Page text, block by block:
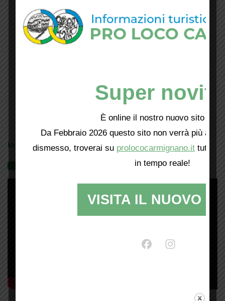
Mostra tutte le locandine
Super
È online il nostro nuovo sito web!
Da Febbraio 2026 questo sito non verrà più
dismesso, troverai su prolococarmignano.it tutti i
in tempo reale!
VISITA IL NUOVO